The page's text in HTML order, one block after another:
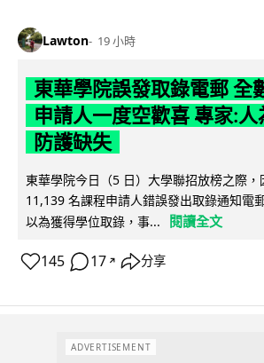
Lawton 19 小時
東華學院誤發取錄電郵 全
申請人一度空歡喜 專家:
防護缺失
東華學院今日（5 日）大學聯招放榜之際
11,139 名課程申請人錯誤發出取錄通知電
以為獲得學位取錄，事...
閱讀全文
145 17 ↗ 分享
ADVERTISEMENT